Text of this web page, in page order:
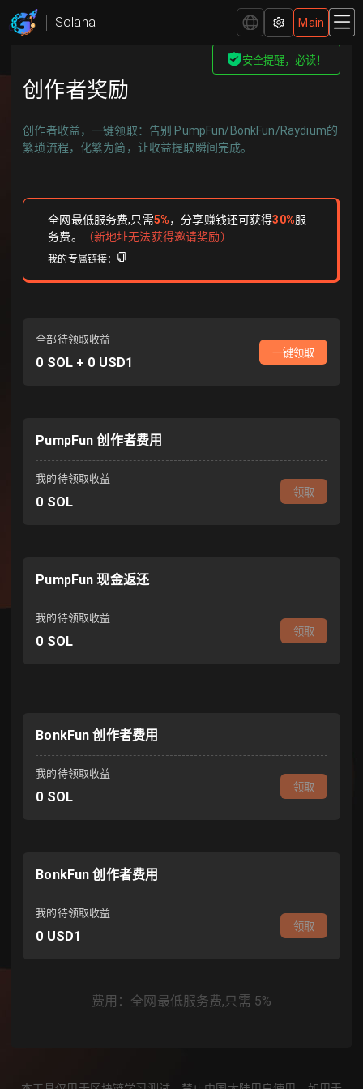
Solana Main
GTokenTool行业领先的Solana链发币平台
安全提醒，必读！
创作者奖励
创作者收益，一键领取：告别 PumpFun/BonkFun/Raydium的
繁琐流程，化繁为简，让收益提取瞬间完成。
全网最低服务费,只需5%，分享赚钱还可获得30%服
务费。 （新地址无法获得邀请奖励）
我的专属链接：
全部待领取收益
0 SOL + 0 USD1
一键领取
PumpFun 创作者费用
我的待领取收益
0 SOL
领取
PumpFun 现金返还
我的待领取收益
0 SOL
领取
BonkFun 创作者费用
我的待领取收益
0 SOL
领取
BonkFun 创作者费用
我的待领取收益
0 USD1
领取
费用 ： 全网最低服务费,只需 5%